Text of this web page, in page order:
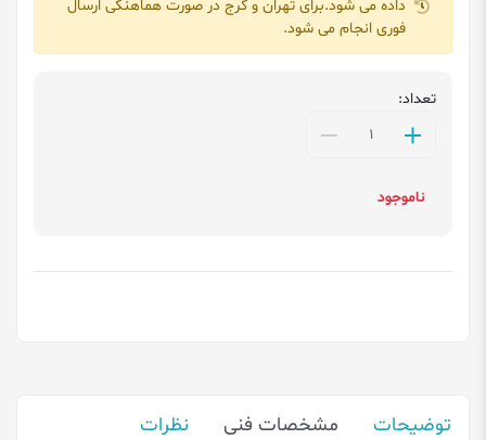
داده می شود.برای تهران و کرج در صورت هماهنگی ارسال
فوری انجام می شود.
تعداد:
ناموجود
توضیحات مشخصات فنی نظرات